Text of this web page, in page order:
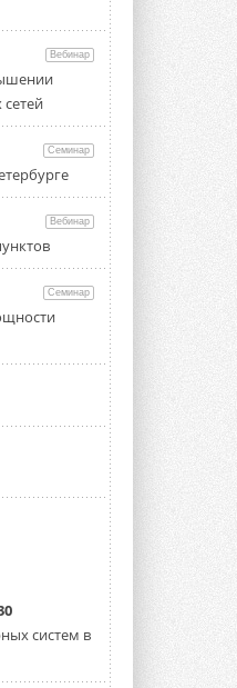
с
и
установили ...
в Уфе
торгово-
...
кВт на
22,4 до 56 кВт.
...
подвел
года ...
Вебинар
сетей
Семинар
Вебинар
Семинар
систем в